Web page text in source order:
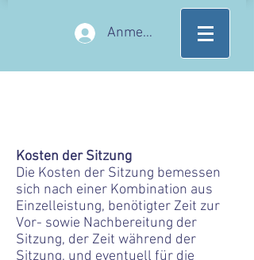
Anmelden
Kosten der Sitzung
Die Kosten der Sitzung bemessen
sich nach einer Kombination aus
Einzelleistung, benötigter Zeit zur
Vor- sowie Nachbereitung der
Sitzung, der Zeit während der
Sitzung, und eventuell für die